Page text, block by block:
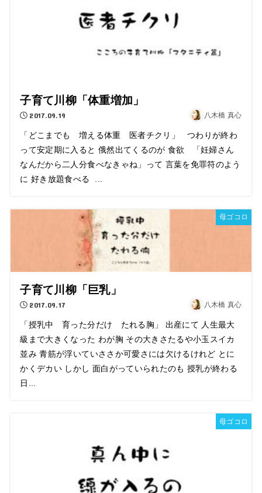
子育て川柳「体重増加」
2017.09.19 八木橋 真心
「どこまでも 増える体重 医者チクリ」 つわりが終わ
って安定期に入ると 俄然出てくるのが 食欲 「妊婦さん
なんだから二人分食べなきゃね」って 言葉を免罪符のよう
に 好き放題食べる ...
母ゴコロ
子育て川柳「巨乳」
2017.09.17 八木橋 真心
「授乳中 育った分だけ たれる胸」 出産にて 人生最大
級まで大きくなった わが胸 その大きさたるや小玉スイカ
並み 青筋が浮いていささか可愛さには欠けるけれど とに
かくデカい しかし 面白がっていられたのも 授乳が終わる
日...
母ゴコロ